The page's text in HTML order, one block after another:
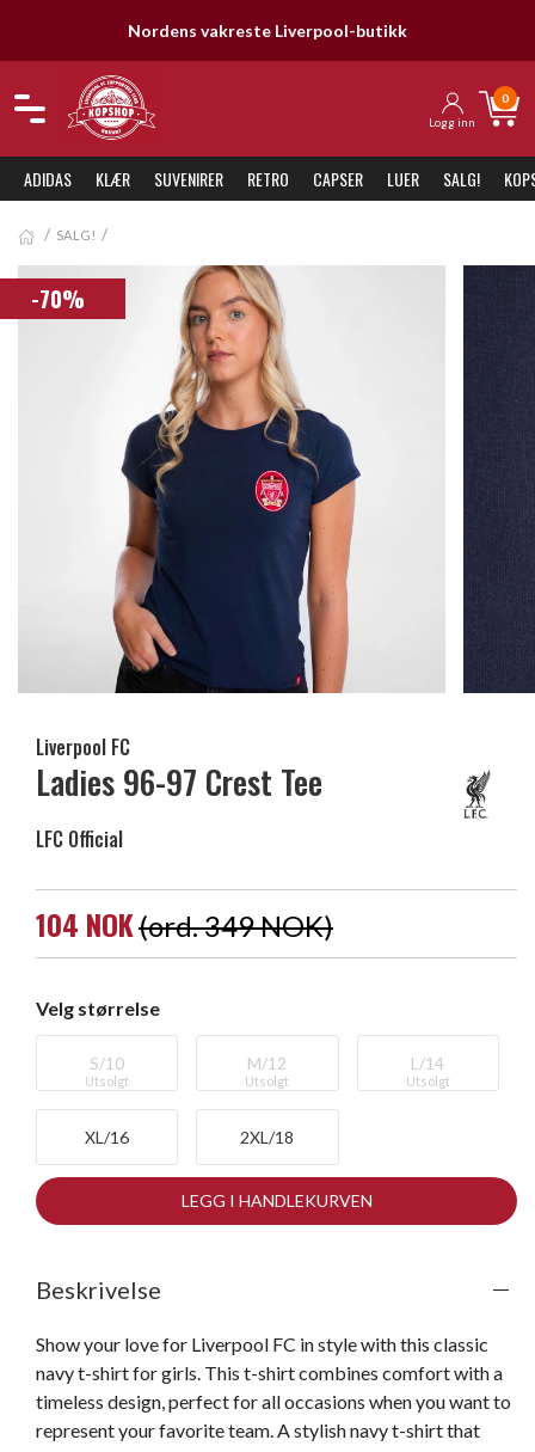
Nordens vakreste Liverpool-butikk
Logg inn
0
ADIDAS KLÆR SUVENIRER RETRO CAPSER LUER SALG!
SALG!
-70%
Liverpool FC
Ladies 96-97 Crest Tee
LFC Official
104 NOK(ord. 349 NOK)
Velg størrelse
S/10
Utsolgt
M/12
Utsolgt
L/14
Utsolgt
XL/16 2XL/18
LEGG I HANDLEKURVEN
Beskrivelse
Show your love for Liverpool FC in style with this classic
navy t-shirt for girls. This t-shirt combines comfort with a
timeless design, perfect for all occasions when you want to
represent your favorite team. A stylish navy t-shirt that